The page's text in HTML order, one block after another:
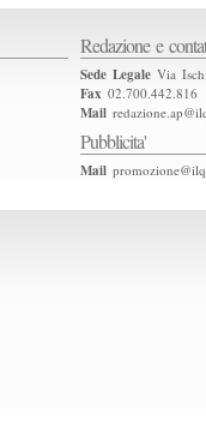
Redazione e
Sede Legale Via
Fax 02.700.442.816
Mail
Pubblicita'
Mail